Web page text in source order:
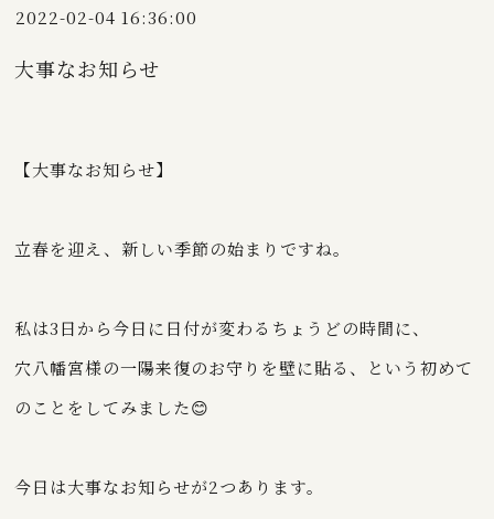
2022-02-04 16:36:00
大事なお知らせ
【大事なお知らせ】
立春を迎え、新しい季節の始まりですね。
私は3日から今日に日付が変わるちょうどの時間に、
穴八幡宮様の一陽来復のお守りを壁に貼る、という初めて
のことをしてみました😊
今日は大事なお知らせが2つあります。